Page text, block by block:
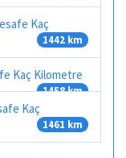
Kaç
1442 km
Kaç Kilometre
1458 km
Kaç
1461 km